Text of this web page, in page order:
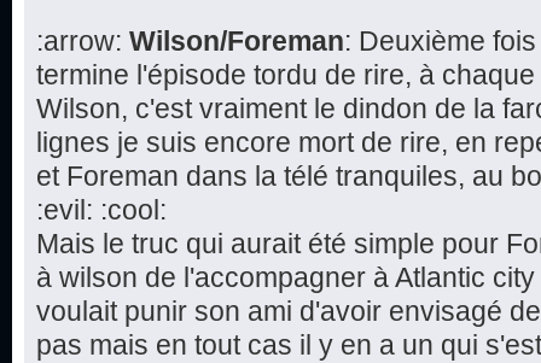
:arrow: Wilson/Foreman: Deuxième
termine l'épisode tordu de rire, à
Wilson, c'est vraiment le dindon de la
lignes je suis encore mort de rire, en
et Foreman dans la télé tranquiles, au
:evil: :cool:
Mais le truc qui aurait été simple pour
à wilson de l'accompagner à Atlantic
voulait punir son ami d'avoir envisagé
pas mais en tout cas il y en a un qui